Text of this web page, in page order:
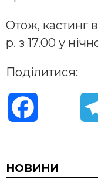
Отож, кастинг
р. з 17.00 у
Поділитися:
c
НОВИНИ